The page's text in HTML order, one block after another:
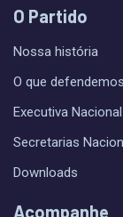
O Partido
Nossa história
O que defendemos
Executiva Nacional
Secretarias
Downloads
Acompanhe